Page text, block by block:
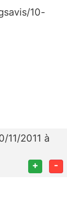
10-
11/2011 à
+ -